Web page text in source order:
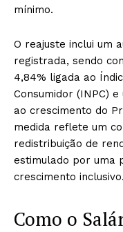
mínimo.
O reajuste inclui um
registrada, sendo
4,84% ligada ao
Consumidor (INPC)
ao crescimento do
medida reflete um
redistribuição de
estimulado por uma
crescimento inclusivo.
Como o